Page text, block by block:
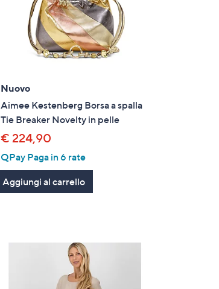
Nuovo
Aimee Kestenberg Borsa a spalla
Tie Breaker Novelty in pelle
€ 224,90
QPay Paga in 6 rate
Aggiungi al carrello